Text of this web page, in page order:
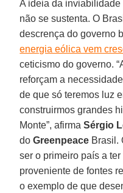
A ideia da
não se sustenta. O
descrença do governo
energia eólica vem
ceticismo do governo.
reforçam a
de que só teremos luz
construirmos grandes
Monte”, afirmaSérgio
doGreenpeace Brasil.
ser o primeiro país a
proveniente de fontes
o exemplo de que